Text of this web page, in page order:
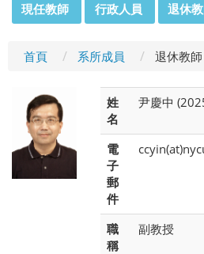
現任教師 行政人員 退休
首頁 系所成員 退休教師
姓
名
尹慶中
電
子
郵
件
職
稱
副教授